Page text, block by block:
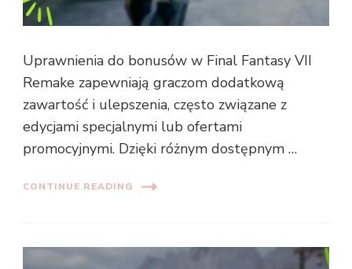
Uprawnienia do bonusów w Final Fantasy VII
Remake zapewniają graczom dodatkową
zawartość i ulepszenia, często związane z
edycjami specjalnymi lub ofertami
promocyjnymi. Dzięki różnym dostępnym …
CONTINUE READING